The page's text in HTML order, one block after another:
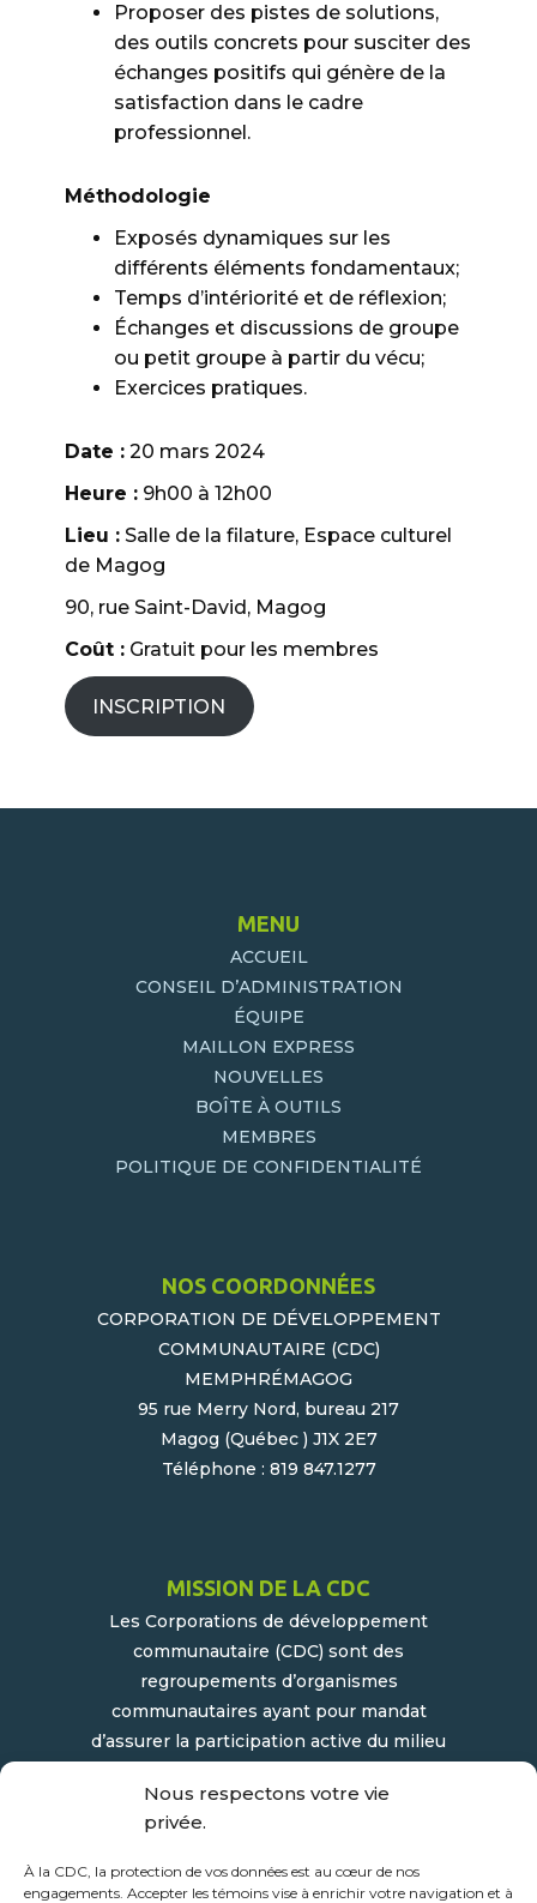
Nous respectons votre vie
privée.
À la CDC, la protection de vos données est au cœur de nos
engagements. Accepter les témoins vise à enrichir votre navigation et à
Proposer des pistes de solutions,
des outils concrets pour susciter des
échanges positifs qui génère de la
satisfaction dans le cadre
professionnel.
Méthodologie
Exposés dynamiques sur les
différents éléments fondamentaux;
Temps d’intériorité et de réflexion;
Échanges et discussions de groupe
ou petit groupe à partir du vécu;
Exercices pratiques.
Date : 20 mars 2024
Heure : 9h00 à 12h00
Lieu : Salle de la filature, Espace culturel
de Magog
90, rue Saint-David, Magog
Coût : Gratuit pour les membres
INSCRIPTION
MENU
ACCUEIL
CONSEIL D’ADMINISTRATION
ÉQUIPE
MAILLON EXPRESS
NOUVELLES
BOÎTE À OUTILS
MEMBRES
POLITIQUE DE CONFIDENTIALITÉ
NOS COORDONNÉES
CORPORATION DE DÉVELOPPEMENT
COMMUNAUTAIRE (CDC)
MEMPHRÉMAGOG
95 rue Merry Nord, bureau 217
Magog (Québec ) J1X 2E7
Téléphone : 819 847.1277
MISSION DE LA CDC
Les Corporations de développement
communautaire (CDC) sont des
regroupements d’organismes
communautaires ayant pour mandat
d’assurer la participation active du milieu
développement socioéconomique de leur